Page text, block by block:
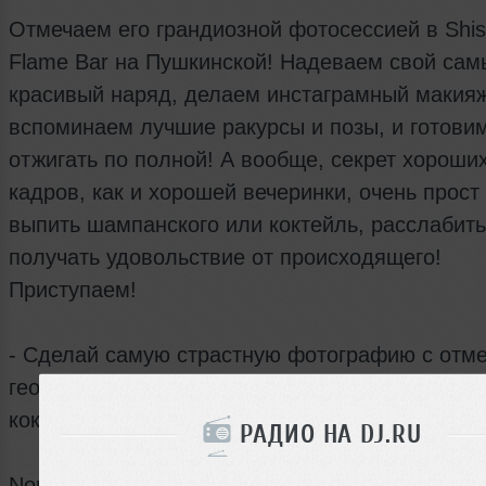
РАДИО НА DJ.RU
Отмечаем его грандиозной фотосессией в
Flame Bar на Пушкинской! Надеваем свой
красивый наряд, делаем инстаграмный
вспоминаем лучшие ракурсы и позы, и
отжигать по полной! А вообще, секрет
кадров, как и хорошей вечеринки, очень
выпить шампанского или коктейль,
получать удовольствие от происходящего!
Приступаем!
- Сделай самую страстную фотографию с
геолокации Shishas Flame Bar – получишь
коктейль в ПОДАРОК!